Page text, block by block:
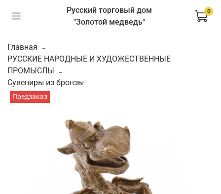
Русский торговый дом
"Золотой медведь"
0
Главная
РУССКИЕ НАРОДНЫЕ И ХУДОЖЕСТВЕННЫЕ
ПРОМЫСЛЫ
Сувениры из бронзы
Предзаказ